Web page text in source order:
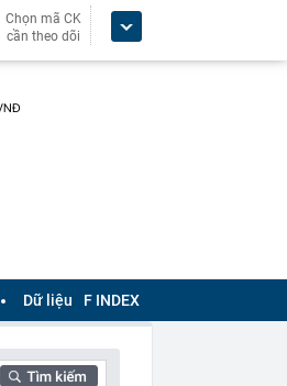
Chọn mã CK
cần theo dõi
Dữ liệu F INDEX